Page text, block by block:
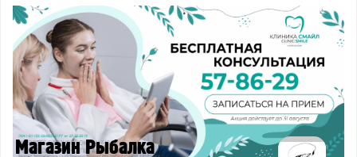
Магазин Рыбалка